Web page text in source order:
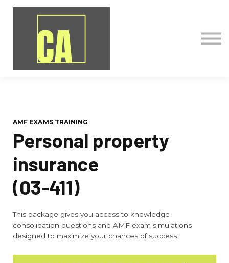
Mon compte
AMF EXAMS TRAINING
Personal property
insurance
(03-411)
This package gives you access to knowledge
consolidation questions and AMF exam simulations
designed to maximize your chances of success.